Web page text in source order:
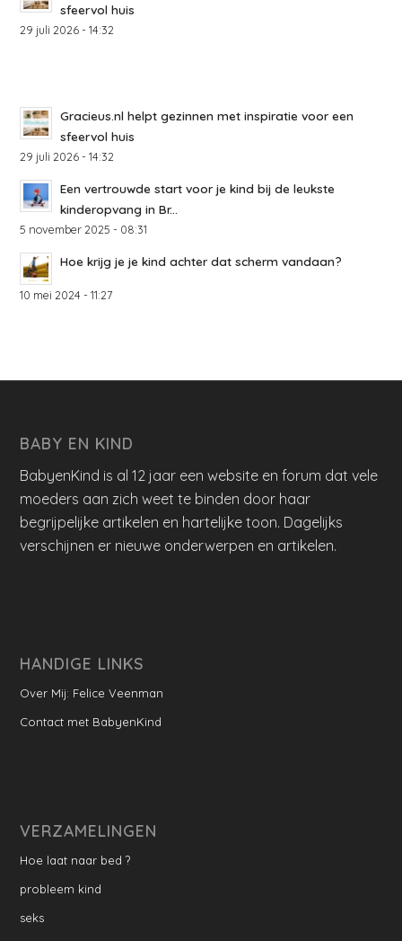
sfeervol huis
29 juli 2026 - 14:32
Gracieus.nl helpt gezinnen met inspiratie voor een
sfeervol huis
29 juli 2026 - 14:32
Een vertrouwde start voor je kind bij de leukste
kinderopvang in Br...
5 november 2025 - 08:31
Hoe krijg je je kind achter dat scherm vandaan?
10 mei 2024 - 11:27
BABY EN KIND
BabyenKind is al 12 jaar een website en forum dat vele
moeders aan zich weet te binden door haar
begrijpelijke artikelen en hartelijke toon. Dagelijks
verschijnen er nieuwe onderwerpen en artikelen.
HANDIGE LINKS
Over Mij: Felice Veenman
Contact met BabyenKind
VERZAMELINGEN
Hoe laat naar bed ?
probleem kind
seks